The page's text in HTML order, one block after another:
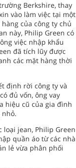
Berkshire, thay
vào làm việc tại một
của công ty chủ
này, Philip Green có
việc nhập khẩu
đã tích lũy được
các mặt hàng thời
định rời công ty và
đủ vốn, ông vay
hiệu cũ của gia đình
jean, Philip Green
quần áo từ các nhà
lẻ vừa phân phối